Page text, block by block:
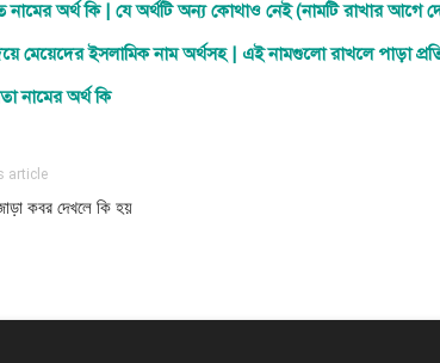
নামের অর্থ কি | যে অর্থটি অন্য কোথাও নেই (নামটি রাখার আগে
মেয়েদের ইসলামিক নাম অর্থসহ | এই নামগুলো রাখলে পাড়া
নামের অর্থ কি
article
কবর দেখলে কি হয়